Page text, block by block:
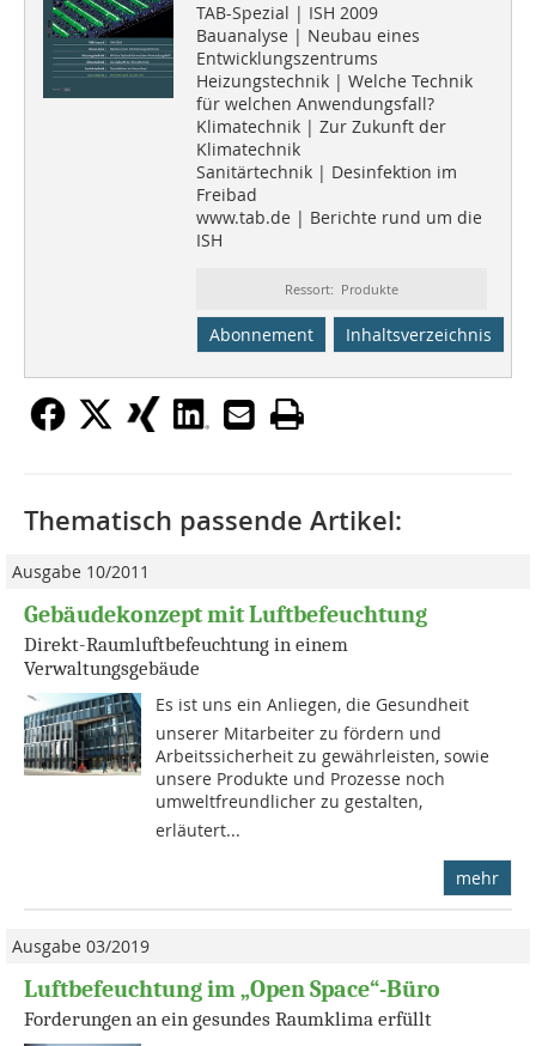
TAB-Spezial | ISH 2009
Bauanalyse | Neubau eines
Entwicklungszentrums
Heizungstechnik | Welche Technik
für welchen Anwendungsfall?
Klimatechnik | Zur Zukunft der
Klimatechnik
Sanitärtechnik | Desinfektion im
Freibad
www.tab.de | Berichte rund um die
ISH
Ressort: Produkte
Abonnement Inhaltsverzeichnis
Thematisch passende Artikel:
Ausgabe 10/2011
Gebäudekonzept mit Luftbefeuchtung
Direkt-Raumluftbefeuchtung in einem
Verwaltungsgebäude
Es ist uns ein Anliegen, die Gesundheit
unserer Mitarbeiter zu fördern und
Arbeitssicherheit zu gewährleisten, sowie
unsere Produkte und Prozesse noch
umweltfreundlicher zu gestalten,
erläutert...
mehr
Ausgabe 03/2019
Luftbefeuchtung im „Open Space“-Büro
Forderungen an ein gesundes Raumklima erfüllt